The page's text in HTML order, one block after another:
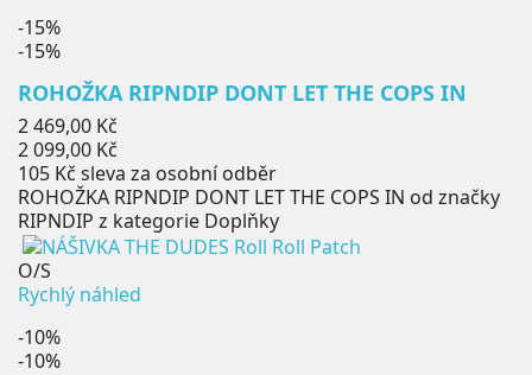
-15%
-15%
ROHOŽKA RIPNDIP DONT LET THE COPS IN
Běžná
cena
2 469,00 Kč
Cena
2 099,00 Kč
105 Kč sleva za osobní odběr
ROHOŽKA RIPNDIP DONT LET THE COPS IN od značky
RIPNDIP z kategorie Doplňky
O/S
Rychlý náhled
-10%
-10%